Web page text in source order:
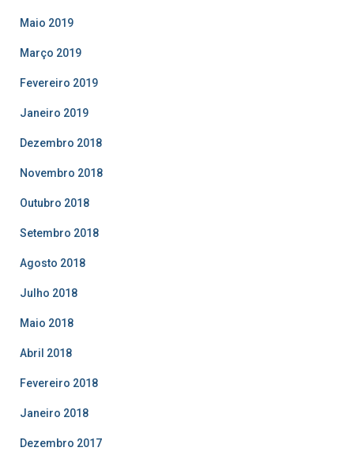
Maio 2019
Março 2019
Fevereiro 2019
Janeiro 2019
Dezembro 2018
Novembro 2018
Outubro 2018
Setembro 2018
Agosto 2018
Julho 2018
Maio 2018
Abril 2018
Fevereiro 2018
Janeiro 2018
Dezembro 2017